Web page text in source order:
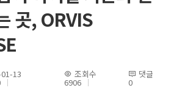
곳, ORVIS
13 조회수
6906
댓글
0